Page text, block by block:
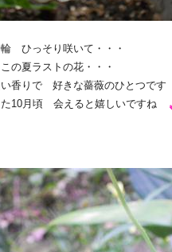
っそり咲いて・・・
夏ラストの花・・・
香りで 好きな薔薇のひとつです
10月頃 会えると嬉しいですね